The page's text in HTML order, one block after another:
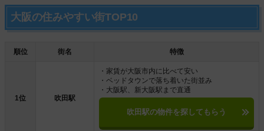
大阪の住みやすい街TOP10
順位 街名 特徴
1位 吹田駅
・家賃が大阪市内に比べて安い
・ベッドタウンで落ち着いた街並み
・大阪駅、新大阪駅まで直通
吹田駅の物件を探してもらう